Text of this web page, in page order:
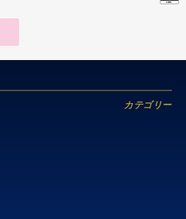
カテゴリー